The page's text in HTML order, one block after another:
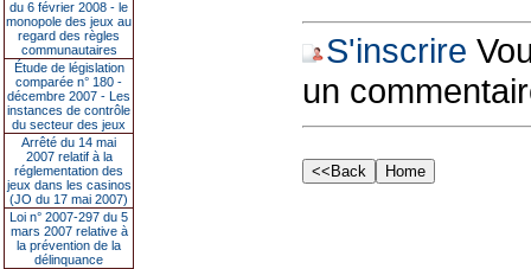
du 6 février 2008 - le
monopole des jeux au
regard des règles
communautaires
Étude de législation
comparée n° 180 -
décembre 2007 - Les
instances de contrôle
du secteur des jeux
Arrêté du 14 mai
2007 relatif à la
réglementation des
jeux dans les casinos
(JO du 17 mai 2007)
Loi n° 2007-297 du 5
mars 2007 relative à
la prévention de la
délinquance
S'inscrire
un